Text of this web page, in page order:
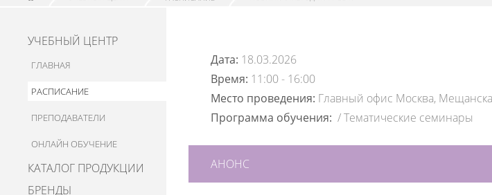
УЧЕБНЫЙ ЦЕНТР
ГЛАВНАЯ
РАСПИСАНИЕ
ПРЕПОДАВАТЕЛИ
ОНЛАЙН ОБУЧЕНИЕ
КАТАЛОГ ПРОДУКЦИИ
БРЕНДЫ
Дата: 18.03.2026
Время: 11:00 - 16:00
Место проведения: Главный офис Москва,
Программа обучения: /Тематические семинары
АНОНС